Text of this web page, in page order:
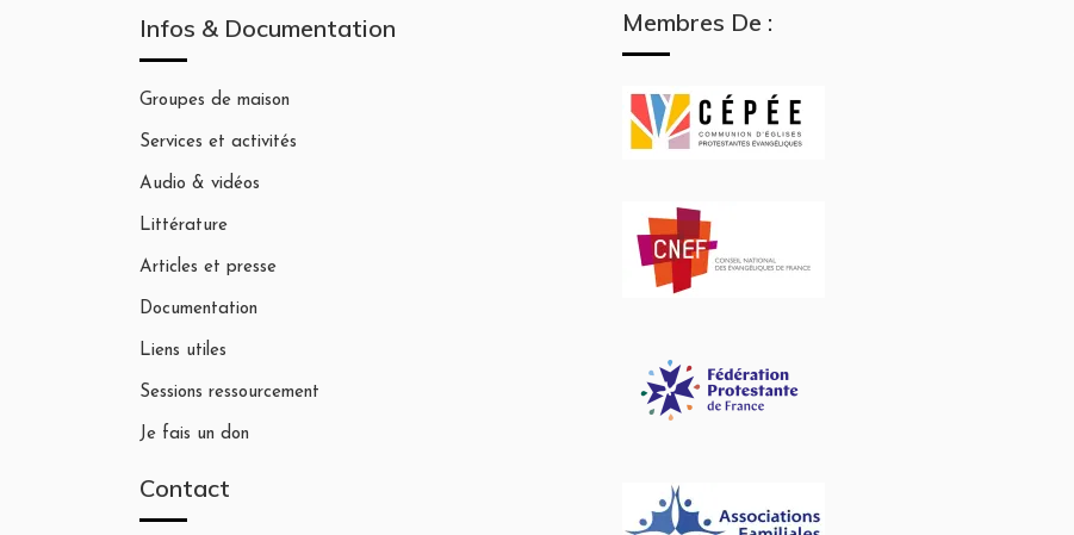
Infos & Documentation
Groupes de maison
Services et activités
Audio & vidéos
Littérature
Articles et presse
Documentation
Liens utiles
Sessions ressourcement
Je fais un don
Contact
Membres De :